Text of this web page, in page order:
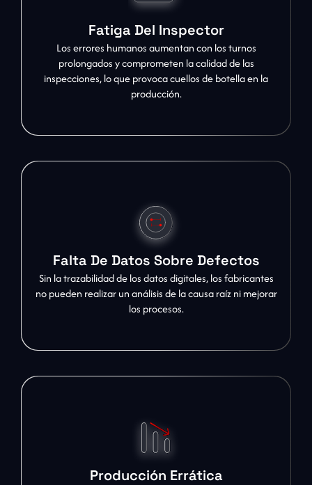
Fatiga Del Inspector
Los errores humanos aumentan con los turnos
prolongados y comprometen la calidad de las
inspecciones, lo que provoca cuellos de botella en la
producción.
Falta De Datos Sobre Defectos
Sin la trazabilidad de los datos digitales, los fabricantes
no pueden realizar un análisis de la causa raíz ni mejorar
los procesos.
Producción Errática